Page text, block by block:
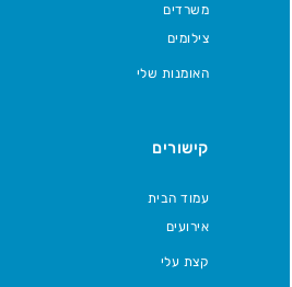
משרדים
צילומים
האומנות שלי
קישורים
עמוד הבית
אירועים
קצת עלי